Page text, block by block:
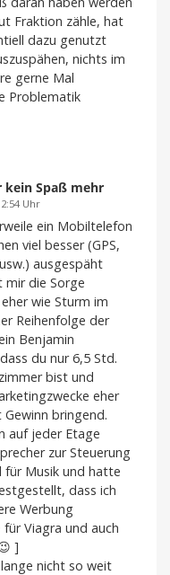
Fraktion zähle, hat
dazu genutzt
nichts im
gerne Mal
Problematik
kein Spaß mehr
Uhr
ein Mobiltelefon
viel besser (GPS,
ausgespäht
mir die Sorge
wie Sturm im
Reihenfolge der
Benjamin
du nur 6,5 Std.
bist und
eher
bringend.
auf jeder Etage
zur Steuerung
für Musik und hatte
dass ich
Werbung
Viagra und auch
]
nicht so weit